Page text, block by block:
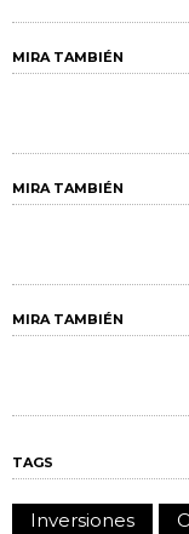
MIRA TAMBIÉN
MIRA TAMBIÉN
MIRA TAMBIÉN
TAGS
Inversiones